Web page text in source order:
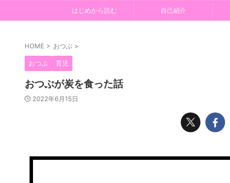
はじめから読む 自己紹介
HOME > おつぶ >
おつぶ 育児
おつぶが炭を食った話
2022年6月15日